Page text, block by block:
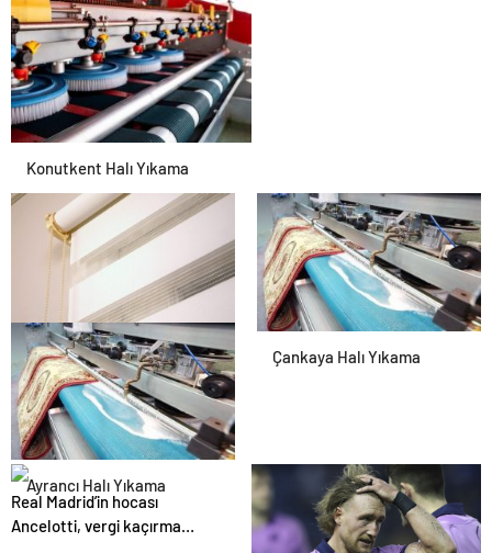
Konutkent Halı Yıkama
Perde Yıkama
Antibakteriyel
Çankaya Halı Yıkama
Ayrancı Halı Yıkama
Real Madrid’in hocası
Ancelotti, vergi kaçırma